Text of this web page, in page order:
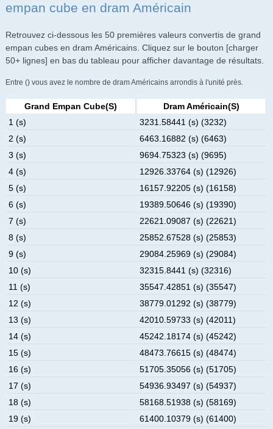
empan cube en dram Américain
Retrouvez ci-dessous les 50 premières valeurs convertis de grand
empan cubes en dram Américains. Cliquez sur le bouton [charger
50+ lignes] en bas du tableau pour afficher davantage de résultats.
Entre () vous avez le nombre de dram Américains arrondis à l'unité près.
Grand Empan Cube(s)
Dram Américain(s)
1 (s)
3231.58441 (s) (3232)
2 (s)
6463.16882 (s) (6463)
3 (s)
9694.75323 (s) (9695)
4 (s)
12926.33764 (s) (12926)
5 (s)
16157.92205 (s) (16158)
6 (s)
19389.50646 (s) (19390)
7 (s)
22621.09087 (s) (22621)
8 (s)
25852.67528 (s) (25853)
9 (s)
29084.25969 (s) (29084)
10 (s)
32315.8441 (s) (32316)
11 (s)
35547.42851 (s) (35547)
12 (s)
38779.01292 (s) (38779)
13 (s)
42010.59733 (s) (42011)
14 (s)
45242.18174 (s) (45242)
15 (s)
48473.76615 (s) (48474)
16 (s)
51705.35056 (s) (51705)
17 (s)
54936.93497 (s) (54937)
18 (s)
58168.51938 (s) (58169)
19 (s)
61400.10379 (s) (61400)